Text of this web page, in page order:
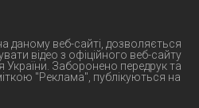
даному веб-сайті, дозволяється
відео з офіційного веб-сайту
України. Заборонено передрук та
"Реклама", публікуються на